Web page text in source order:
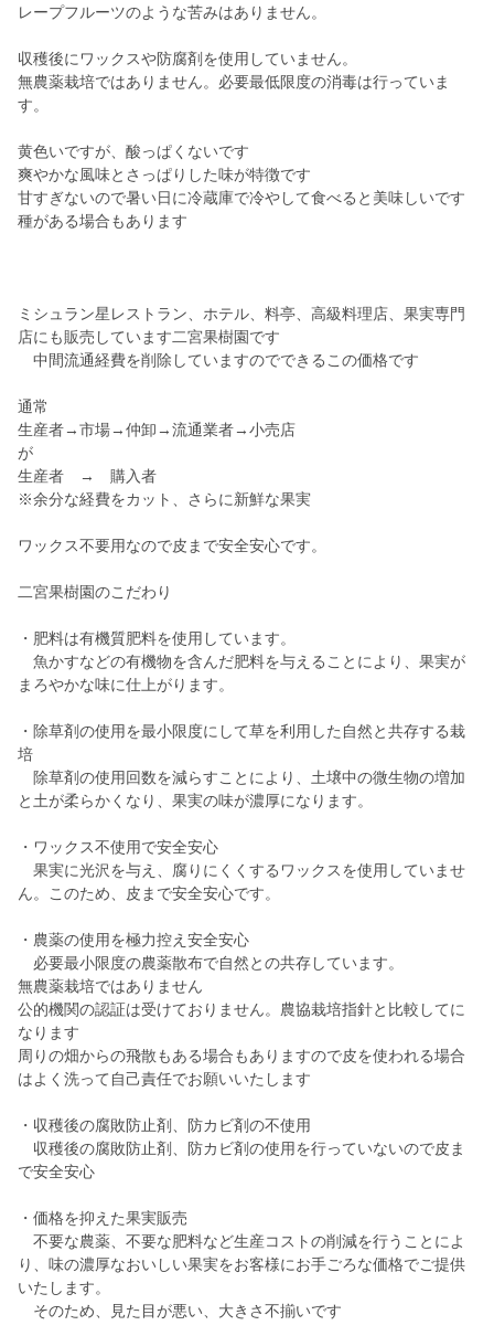
レープフルーツのような苦みはありません。
収穫後にワックスや防腐剤を使用していません。
無農薬栽培ではありません。必要最低限度の消毒は行っていま
す。
黄色いですが、酸っぱくないです
爽やかな風味とさっぱりした味が特徴です
甘すぎないので暑い日に冷蔵庫で冷やして食べると美味しいです
種がある場合もあります
ミシュラン星レストラン、ホテル、料亭、高級料理店、果実専門
店にも販売しています二宮果樹園です
中間流通経費を削除していますのでできるこの価格です
通常
生産者→市場→仲卸→流通業者→小売店
が
生産者 → 購入者
※余分な経費をカット、さらに新鮮な果実
ワックス不要用なので皮まで安全安心です。
二宮果樹園のこだわり
・肥料は有機質肥料を使用しています。
魚かすなどの有機物を含んだ肥料を与えることにより、果実が
まろやかな味に仕上がります。
・除草剤の使用を最小限度にして草を利用した自然と共存する栽
培
除草剤の使用回数を減らすことにより、土壌中の微生物の増加
と土が柔らかくなり、果実の味が濃厚になります。
・ワックス不使用で安全安心
果実に光沢を与え、腐りにくくするワックスを使用していませ
ん。このため、皮まで安全安心です。
・農薬の使用を極力控え安全安心
必要最小限度の農薬散布で自然との共存しています。
無農薬栽培ではありません
公的機関の認証は受けておりません。農協栽培指針と比較してに
なります
周りの畑からの飛散もある場合もありますので皮を使われる場合
はよく洗って自己責任でお願いいたします
・収穫後の腐敗防止剤、防カビ剤の不使用
収穫後の腐敗防止剤、防カビ剤の使用を行っていないので皮ま
で安全安心
・価格を抑えた果実販売
不要な農薬、不要な肥料など生産コストの削減を行うことによ
り、味の濃厚なおいしい果実をお客様にお手ごろな価格でご提供
いたします。
そのため、見た目が悪い、大きさ不揃いです